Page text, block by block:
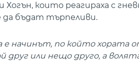
които реагираха с
да бъдат търпеливи.
е начинът, по който хората
друг или нещо друго, а